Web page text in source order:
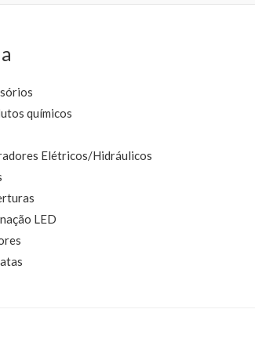
on
químicos
Elétricos/Hidráulicos
LED